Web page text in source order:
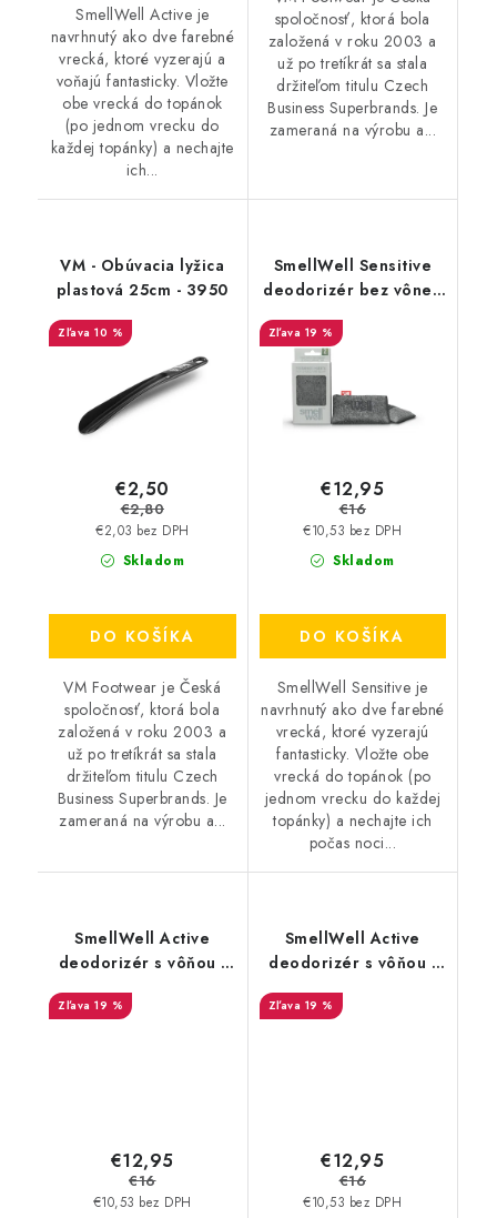
SmellWell Active je
navrhnutý ako dve farebné
vrecká, ktoré vyzerajú a
voňajú fantasticky. Vložte
obe vrecká do topánok
(po jednom vrecku do
každej topánky) a nechajte
ich...
spoločnosť, ktorá bola
založená v roku 2003 a
už po tretíkrát sa stala
držiteľom titulu Czech
Business Superbrands. Je
zameraná na výrobu a...
VM - Obúvacia lyžica
plastová 25cm - 3950
10 %
Skladom
€2,03 bez DPH
€2,50
€2,80
DO KOŠÍKA
VM Footwear je Česká
spoločnosť, ktorá bola
založená v roku 2003 a
už po tretíkrát sa stala
držiteľom titulu Czech
Business Superbrands. Je
zameraná na výrobu a...
SmellWell Sensitive
deodorizér bez vône -
Grey
19 %
Skladom
€10,53 bez DPH
€12,95
€16
DO KOŠÍKA
SmellWell Sensitive je
navrhnutý ako dve farebné
vrecká, ktoré vyzerajú
fantasticky. Vložte obe
vrecká do topánok (po
jednom vrecku do každej
topánky) a nechajte ich
počas noci...
SmellWell Active
deodorizér s vôňou -
19 %
€10,53 bez DPH
€12,95
€16
SmellWell Active
deodorizér s vôňou -
19 %
€10,53 bez DPH
€12,95
€16